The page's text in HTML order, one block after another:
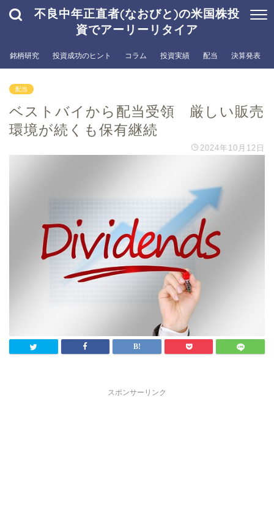
不良中年正直者(なおびと)の米国株投
資でアーリーリタイア
銘柄研究 投資成功のヒント コラム 投資実績 配当 決算発表
配当
ベストバイから配当受領 厳しい販売
環境が続くも保有継続
2024年10月12日
スポンサーリンク